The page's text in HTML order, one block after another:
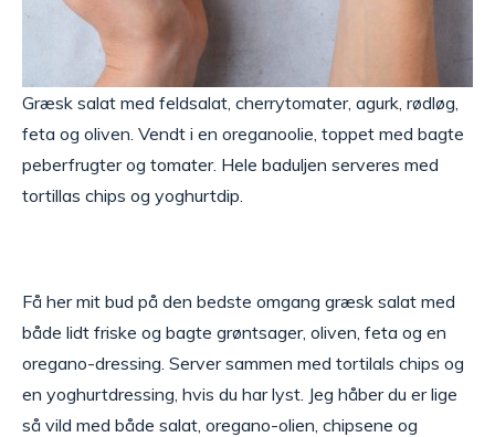
Græsk salat med feldsalat, cherrytomater, agurk, rødløg,
feta og oliven. Vendt i en oreganoolie, toppet med bagte
peberfrugter og tomater. Hele baduljen serveres med
tortillas chips og yoghurtdip.
Få her mit bud på den bedste omgang græsk salat med
både lidt friske og bagte grøntsager, oliven, feta og en
oregano-dressing. Server sammen med tortilals chips og
en yoghurtdressing, hvis du har lyst. Jeg håber du er lige
så vild med både salat, oregano-olien, chipsene og